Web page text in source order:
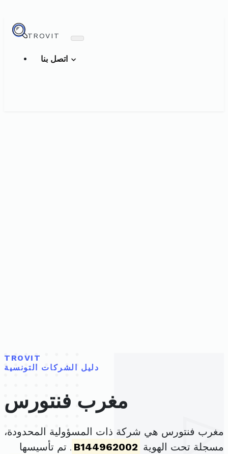
TROVIT
TROVIT
دليل الشركات التونسية
مغرب فنتورس
مغرب فنتورس هي شركة ذات المسؤولية المحدودة،
مسجلة تحت الهوية B144962002 . تم تأسيسها